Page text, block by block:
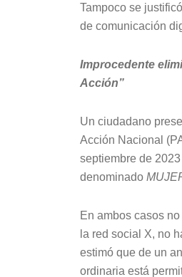
Tampoco se
de comunicación
Improcedente
Acción”
Un ciudadano
Acción Nacional
septiembre de
denominado
En ambos casos
la red social X, no
estimó que de un
ordinaria está